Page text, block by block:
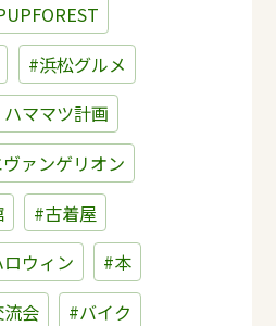
#浜松グルメ
ママツ計画
ァンゲリオン
#古着屋
ウィン
#本
会
#バイク